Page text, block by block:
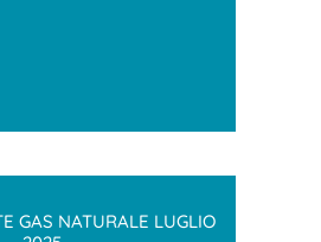
GAS NATURALE LUGLIO